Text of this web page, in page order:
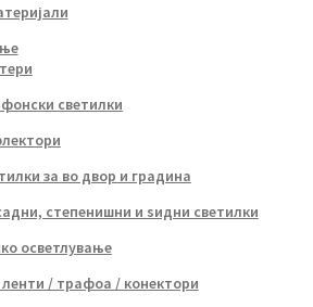
светилки
за во двор и градина
степенишни и ѕидни светилки
осветлување
ленти / трафоа / конектори